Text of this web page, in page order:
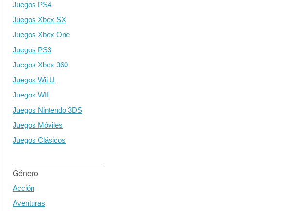
Juegos PS4
Juegos Xbox SX
Juegos Xbox One
Juegos PS3
Juegos Xbox 360
Juegos Wii U
Juegos WII
Juegos Nintendo 3DS
Juegos Móviles
Juegos Clásicos
Género
Acción
Aventuras